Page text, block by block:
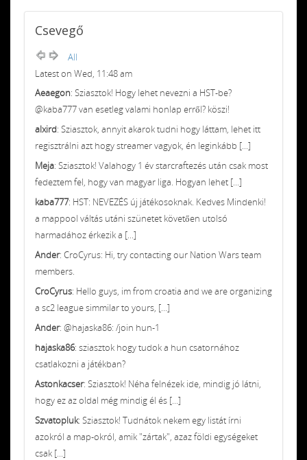
Csevegő
All
Latest on Wed, 11:48 am
Aeaegon: Sziasztok! Hogy lehet nevezni a HST-be?
@kaba777 van esetleg valami honlap erről? köszi!
alxird: Sziasztok, annyit akarok tudni hogy láttam, lehet itt
regisztrálni azt hogy streamer vagyok, én leginkább [...]
Meja: Sziasztok! Valahogy 1 év starcraftezés után csak most
fedeztem fel, hogy van magyar liga. Hogyan lehet [...]
kaba777: HST: NEVEZÉS új játékosoknak. Kedves Mindenki!
a mappool váltás utáni szünetet követően utolsó
harmadához érkezik a [...]
Ander: CroCyrus: Hi, try contacting our Nation Wars team
members.
CroCyrus: Hello guys, im from croatia and we are organizing
a sc2 league simmilar to yours, [...]
Ander: @hajaska86: /join hun-1
hajaska86: sziasztok hogy tudok a hun csatornához
csatlakozni a játékban?
Astonkacser: Sziasztok! Néha felnézek ide, mindig jó látni,
hogy ez az oldal még mindig él és [...]
Szvatopluk: Sziasztok! Tudnátok nekem egy listát írni
azokról a map-okról, amik "zártak", azaz földi egységeket
csak [...]